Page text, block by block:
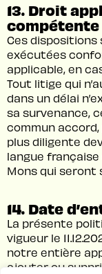
13. Droit
compétente
Ces
exécutées
applicable, en
Tout litige qui
dans un délai
sa survenance,
commun
plus diligente
langue française
Mons qui seront
14. Date
La présente
vigueur le
notre entière
ajouter ou